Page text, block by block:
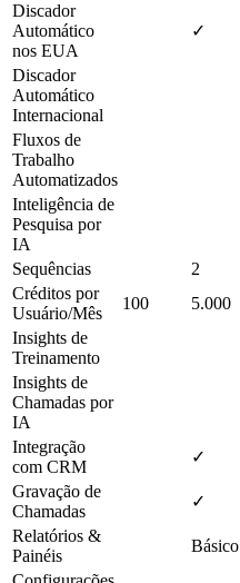
Discador
Automático
nos EUA
✓
Discador
Automático
Internacional
Fluxos de
Trabalho
Automatizados
Inteligência de
Pesquisa por
IA
Sequências 2
Créditos por
Usuário/Mês
100 5.000
Insights de
Treinamento
Insights de
Chamadas por
IA
Integração
com CRM
✓
Gravação de
Chamadas
✓
Relatórios &
Painéis
Básico